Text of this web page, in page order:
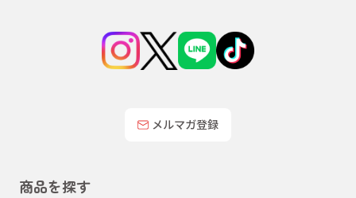
メルマガ登録
商品を探す